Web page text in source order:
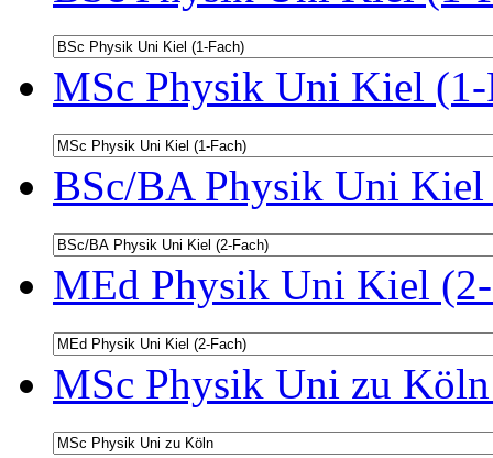
MSc Physik Uni Kiel
BSc/BA Physik Uni Kiel
MEd Physik Uni Kiel
MSc Physik Uni zu